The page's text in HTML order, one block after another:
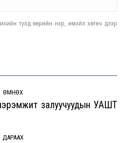
тулд өөрийн нэр, имэйл хөтөч дээр
ӨМНӨХ
Previous
залуучуудын УАШТ
ДАРААХ